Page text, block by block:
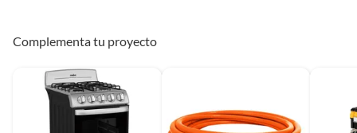
Complementa tu proyecto